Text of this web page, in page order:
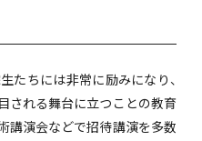
たちには非常に励みになり、
される舞台に立つことの教育
講演会などで招待講演を多数